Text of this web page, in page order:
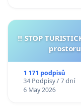
‼️ STOP
1 171 podpisů
34 Podpisy / 7 dní
6 May 2026